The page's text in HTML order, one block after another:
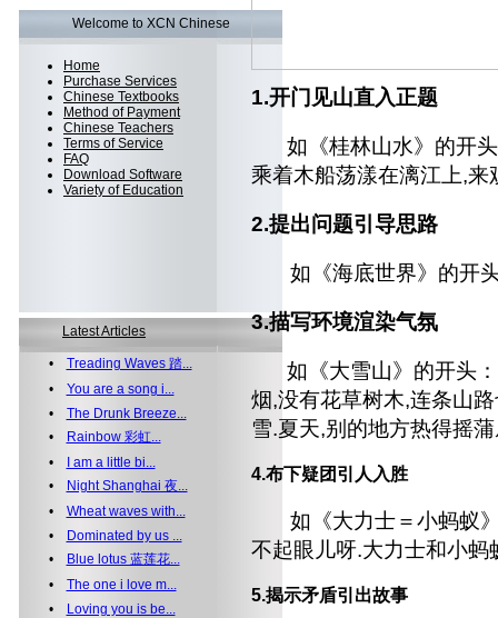
Welcome to XCN Chinese
Home
Purchase Services
Chinese Textbooks
Method of Payment
Chinese Teachers
Terms of Service
FAQ
Download Software
Variety of Education
Latest Articles
• Treading Waves 踏...
• You are a song i...
• The Drunk Breeze...
•
Rainbow 彩虹...
•
I am a little bi...
•
Night Shanghai 夜...
• Wheat waves with...
•
Dominated by us ...
•
Blue lotus 蓝莲花...
• The one i love m...
•
Loving you is be...
1.开门见山直入正题
如《桂林山水》的开
乘着木船荡漾在漓江上,来
2.提出问题引导思路
如《海底世界》的开
3.描写环境渲染气氛
如《大雪山》的开头
烟,没有花草树木,连条山
雪.夏天,别的地方热得摇
4.布下疑团引人入胜
如《大力士＝小蚂蚁
不起眼儿呀.大力士和小
5.揭示矛盾引出故事